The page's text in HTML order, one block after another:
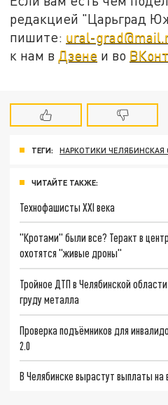
редакцией "Царьград
пишите: ural-
к нам в Дзене и во
ТЕГИ: НАРКОТИКИ ЧЕЛЯБИНСКАЯ
ЧИТАЙТЕ ТАКЖЕ:
Технофашисты XXI века
"Кротами" были все? Теракт в
охотятся "живые дроны"
Тройное ДТП в Челябинской
груду металла
Проверка подъёмников для
2.0
В Челябинске вырастут выплаты на